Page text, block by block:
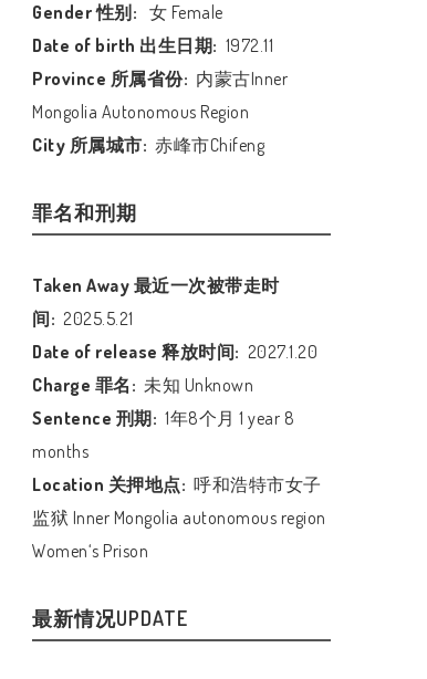
Gender 性别: 女 Female
Date of birth 出生日期: 1972.11
Province 所属省份: 内蒙古Inner
Mongolia Autonomous Region
City 所属城市: 赤峰市Chifeng
罪名和刑期
Taken Away 最近一次被带走时
间: 2025.5.21
Date of release 释放时间: 2027.1.20
Charge 罪名: 未知 Unknown
Sentence 刑期: 1年8个月 1 year 8
months
Location 关押地点: 呼和浩特市女子
监狱 Inner Mongolia autonomous region
Women‘s Prison
最新情况UPDATE